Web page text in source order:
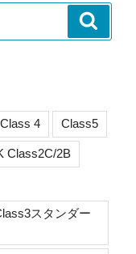
Class 4 Class5
Class2C/2B
スタンダー